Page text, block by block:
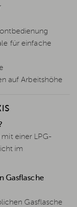
für einfache
auf Arbeitshöhe
einer LPG-
im
Gasflasche
Gasflasche